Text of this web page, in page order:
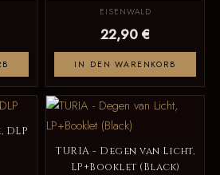
EISENWALD
22,90 €
IN DEN WARENKORB
DLP
TURIA - Degen van Licht,
LP+Booklet (Black)